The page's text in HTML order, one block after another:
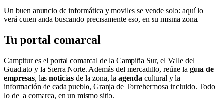
Un buen anuncio de informática y moviles se vende solo: aquí lo
verá quien anda buscando precisamente eso, en su misma zona.
Tu portal comarcal
Campitur es el portal comarcal de la Campiña Sur, el Valle del
Guadiato y la Sierra Norte. Además del mercadillo, reúne la guía de
empresas, las noticias de la zona, la agenda cultural y la
información de cada pueblo, Granja de Torrehermosa incluido. Todo
lo de la comarca, en un mismo sitio.